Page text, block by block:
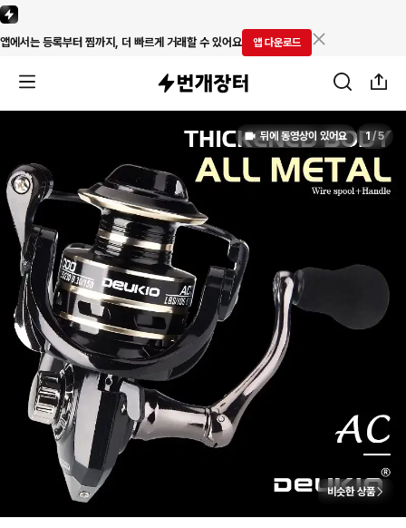
앱에서는 등록부터 찜까지, 더 빠르게 거래할 수 있어요 앱 다운로드
뒤에 동영상이 있어요 1 /5
비슷한 상품